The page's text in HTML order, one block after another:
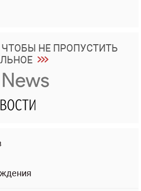
НЕ ПРОПУСТИТЬ